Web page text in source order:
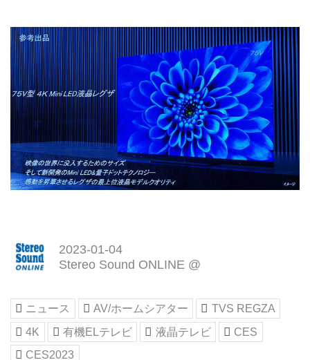
2023-01-04
Stereo Sound ONLINE @
ニュース AV/ホームシアター
TVS REGZA
4K
有機ELテレビ 液晶テレビ
CES
CES2023